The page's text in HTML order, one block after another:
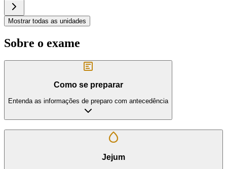
Mostrar todas as unidades
Sobre o exame
Como se preparar
Entenda as informações de preparo com antecedência
Jejum